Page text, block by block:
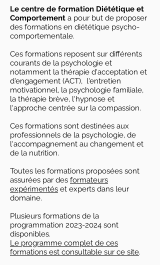
Le centre de formation Diététique et
Comportement a pour but de proposer
des formations en diététique psycho-
comportementale.
Ces formations reposent sur différents
courants de la psychologie et
notamment la thérapie d'acceptation et
d'engagement (ACT), l'entretien
motivationnel, la psychologie familiale,
la thérapie brève, l'hypnose et
l'approche centrée sur la compassion.
Ces formations sont destinées aux
professionnels de la psychologie, de
l'accompagnement au changement et
de la nutrition.
Toutes les formations proposées sont
assurées par des formateurs
expérimentés et experts dans leur
domaine.
Plusieurs formations de la
programmation 2023-2024 sont
disponibles.
Le programme complet de ces
formations est consultable sur ce site.